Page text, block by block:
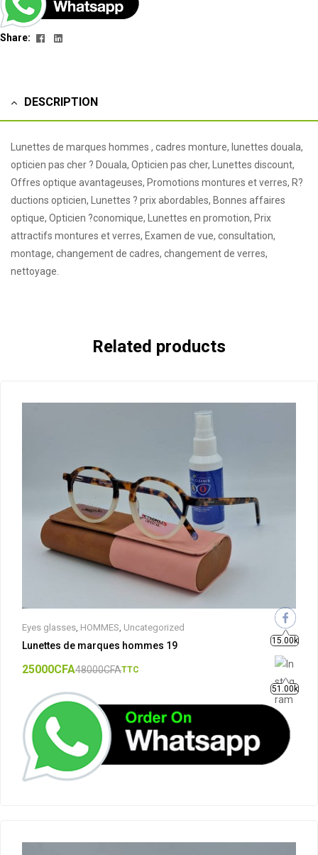
Share: Facebook
Linkedin
DESCRIPTION
Lunettes de marques hommes , cadres monture, lunettes douala,
opticien pas cher ? Douala, Opticien pas cher, Lunettes discount,
Offres optique avantageuses, Promotions montures et verres, R?
ductions opticien, Lunettes ? prix abordables, Bonnes affaires
optique, Opticien ?conomique, Lunettes en promotion, Prix
attractifs montures et verres, Examen de vue, consultation,
montage, changement de cadres, changement de verres,
nettoyage.
Related products
Eyes glasses, HOMMES, Uncategorized
Lunettes de marques hommes 19
48000CFA
25000CFA TTC
15.00k
51.00k